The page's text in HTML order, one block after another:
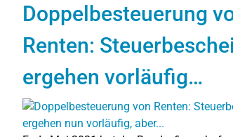
Doppelbesteuerung
Renten:
ergehen vorläufig…